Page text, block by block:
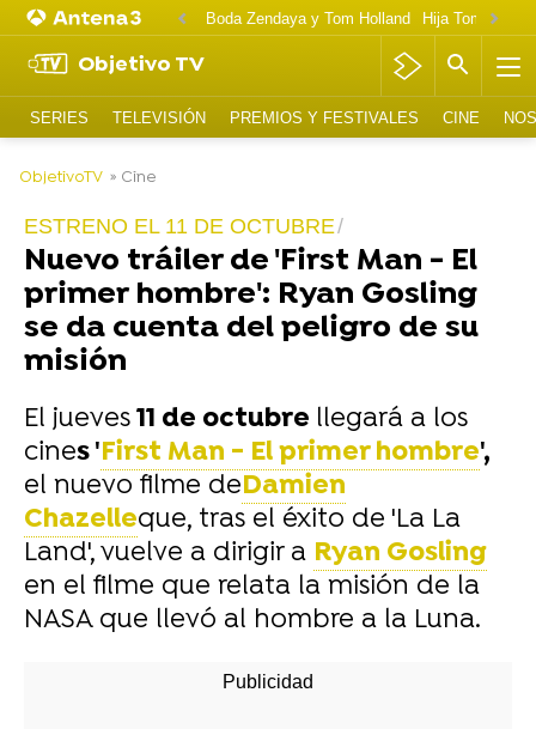
Boda Zendaya y Tom Holland Hija Tom
Objetivo TV
SERIES TELEVISIÓN PREMIOS Y FESTIVALES CINE
ObjetivoTV » Cine
ESTRENO EL 11 DE OCTUBRE
Nuevo tráiler de 'First Man - El
primer hombre': Ryan Gosling
se da cuenta del peligro de su
misión
El jueves11 de octubre llegará a los
cines 'First Man - El primer hombre',
el nuevo filme deDamien
Chazelleque, tras el éxito de 'La La
Land', vuelve a dirigir a Ryan Gosling
en el filme que relata la misión de la
NASA que llevó al hombre a la Luna.